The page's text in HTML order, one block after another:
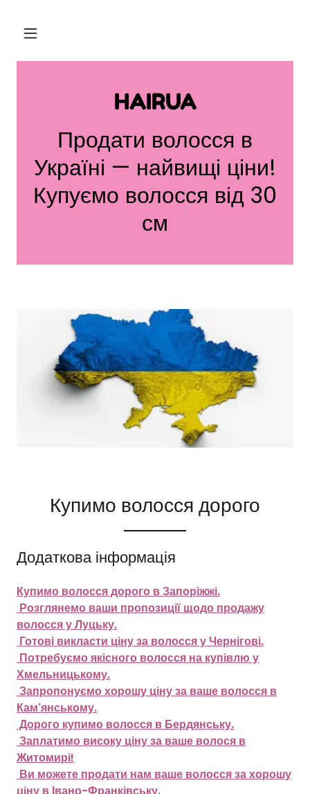
HAIRUA
Продати волосся в
Україні — найвищі ціни!
Купуємо волосся від 30
Купимо волосся дорого
Додаткова інформація
Купимо волосся дорого в Запоріжжі.
Розглянемо ваши пропозиції щодо продажу
волосся у Луцьку.
Готові викласти ціну за волосся у Чернігові.
Потребуємо якісного волосся на купівлю у
Хмельницькому.
Запропонуємо хорошу ціну за ваше волосся в
Кам'янському.
Дорого купимо волосся в Бердянську.
Заплатимо високу ціну за ваше волося в
Житомирі!
Ви можете продати нам ваше волосся за хорошу